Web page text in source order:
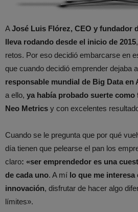
AJosé Luis Flórez, CEO y fundador
lleva rodando desde el inicio de 2015
retos. Por eso decidió embarcarse en
que cuando decidió emprender dejaba
responsable mundial de Big Data en
a ello, ya había probado suerte
Neo Metrics y con excelentes
Cuando se le pregunta que por qué
día tienen que pelearse el pan los
claro: «ser emprendedor es una
de cada uno. A mí lo que me interesa
innovación, disfrutar de hacer algo
límites».